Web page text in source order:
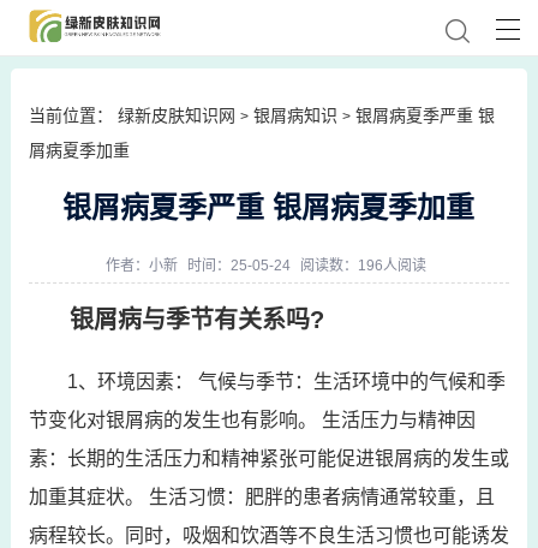
当前位置： 绿新皮肤知识网 > 银屑病知识 > 银屑病夏季严重 银
屑病夏季加重
银屑病夏季严重 银屑病夏季加重
作者： 小新 时间：25-05-24 阅读数：196人阅读
银屑病与季节有关系吗?
1、环境因素： 气候与季节：生活环境中的气候和季
节变化对银屑病的发生也有影响。 生活压力与精神因
素：长期的生活压力和精神紧张可能促进银屑病的发生或
加重其症状。 生活习惯：肥胖的患者病情通常较重，且
病程较长。同时，吸烟和饮酒等不良生活习惯也可能诱发